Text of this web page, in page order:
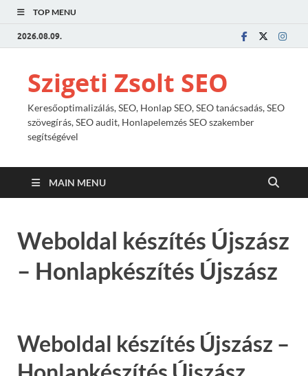
TOP MENU
2026.08.09.
Szigeti Zsolt SEO
Keresőoptimalizálás, SEO, Honlap SEO, SEO tanácsadás, SEO
szövegírás, SEO audit, Honlapelemzés SEO szakember
segítségével
MAIN MENU
Weboldal készítés Újszász
– Honlapkészítés Újszász
Weboldal készítés Újszász –